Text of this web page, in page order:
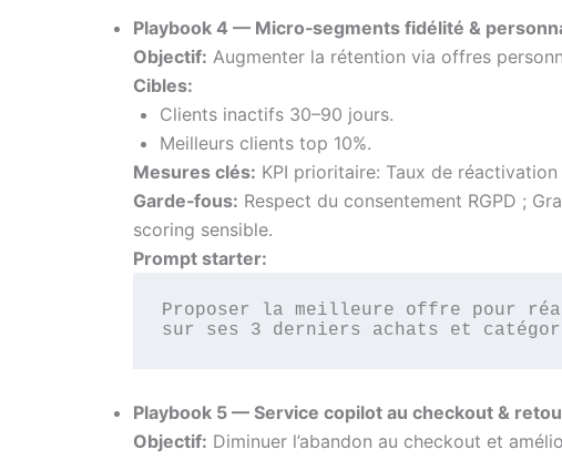
Playbook 4 — Micro‑segments fidélité &
Objectif: Augmenter la rétention via offres
Cibles:
Clients inactifs 30–90 jours.
Meilleurs clients top 10%.
Mesures clés: KPI prioritaire: Taux de réactivation
Garde‑fous: Respect du consentement RGPD ;
scoring sensible.
Prompt starter:
Proposer la meilleure offre pour
sur ses 3 derniers achats et
Playbook 5 — Service copilot au checkout &
Objectif: Diminuer l’abandon au checkout et